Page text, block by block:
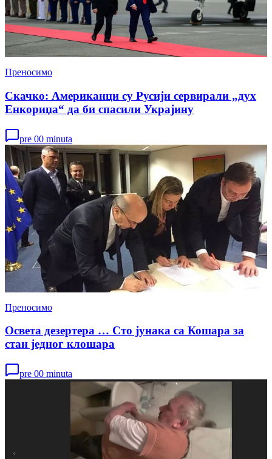
Преносимо
Скачко: Американци су Русији сервирали „дух
Енкориџа“ да би спасили Украјину
pre 00 minuta
Преносимо
Освета дезертера … Сто јунака са Кошара за
стан једног клошара
pre 00 minuta